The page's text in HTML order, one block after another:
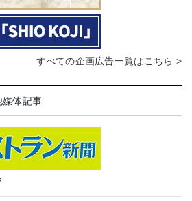
すべての企画広告一覧はこちら >
媒体記事